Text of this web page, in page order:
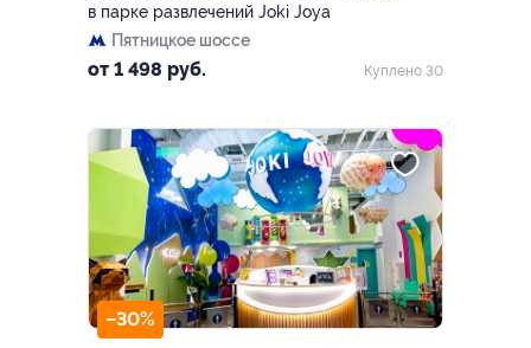
в парке развлечений Joki Joya
Пятницкое шоссе
от 1 498 руб. Куплено 30
–30%